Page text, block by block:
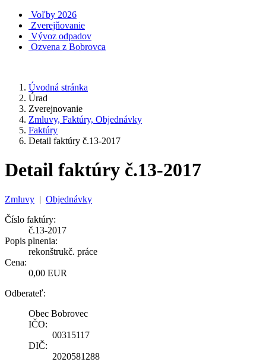
Voľby 2026
Zverejňovanie
Vývoz odpadov
Ozvena z Bobrovca
Úvodná stránka
Úrad
Zverejnovanie
Zmluvy, Faktúry, Objednávky
Faktúry
Detail faktúry č.13-2017
Detail faktúry č.13-2017
Zmluvy | Objednávky
Číslo faktúry:
č.13-2017
Popis plnenia:
rekonštrukč. práce
Cena:
0,00 EUR
Odberateľ:
Obec Bobrovec
IČO:
00315117
DIČ:
2020581288